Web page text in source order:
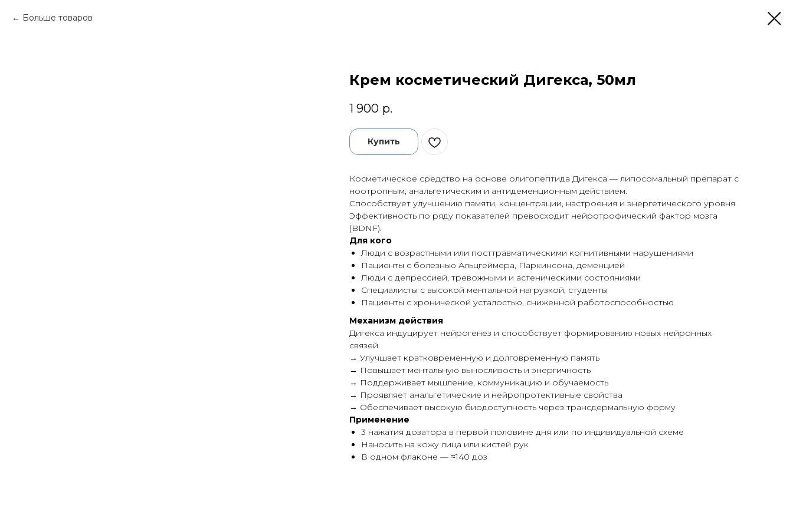
Больше товаров
Крем косметический Дигекса, 50мл
1 900 р.
Купить
Косметическое средство на основе олигопептида Дигекса — липосомальный препарат с
ноотропным, анальгетическим и антидеменционным действием.
Способствует улучшению памяти, концентрации, настроения и энергетического уровня.
Эффективность по ряду показателей превосходит нейротрофический фактор мозга
(BDNF).
Для кого
Люди с возрастными или посттравматическими когнитивными нарушениями
Пациенты с болезнью Альцгеймера, Паркинсона, деменцией
Люди с депрессией, тревожными и астеническими состояниями
Специалисты с высокой ментальной нагрузкой, студенты
Пациенты с хронической усталостью, сниженной работоспособностью
Механизм действия
Дигекса индуцирует нейрогенез и способствует формированию новых нейронных
связей.
→ Улучшает кратковременную и долговременную память
→ Повышает ментальную выносливость и энергичность
→ Поддерживает мышление, коммуникацию и обучаемость
→ Проявляет анальгетические и нейропротективные свойства
→ Обеспечивает высокую биодоступность через трансдермальную форму
Применение
3 нажатия дозатора в первой половине дня или по индивидуальной схеме
Наносить на кожу лица или кистей рук
В одном флаконе — ≈140 доз